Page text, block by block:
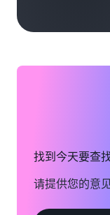
找到今天要查
请提供您的意